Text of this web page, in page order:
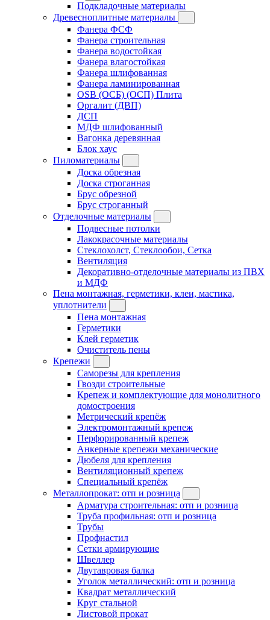
Подкладочные материалы
Древесноплитные материалы
Фанера ФСФ
Фанера строительная
Фанера водостойкая
Фанера влагостойкая
Фанера шлифованная
Фанера ламинированная
OSB (ОСБ) (ОСП) Плита
Оргалит (ДВП)
ДСП
МДФ шлифованный
Вагонка деревянная
Блок хаус
Пиломатериалы
Доска обрезная
Доска строганная
Брус обрезной
Брус строганный
Отделочные материалы
Подвесные потолки
Лакокрасочные материалы
Стеклохолст, Стеклообои, Сетка
Вентиляция
Декоративно-отделочные материалы из ПВХ
и МДФ
Пена монтажная, герметики, клеи, мастика,
уплотнители
Пена монтажная
Герметики
Клей герметик
Очиститель пены
Крепежи
Саморезы для крепления
Гвозди строительные
Крепеж и комплектующие для монолитного
домостроения
Метрический крепёж
Электромонтажный крепеж
Перфорированный крепеж
Анкерные крепежи механические
Дюбеля для крепления
Вентиляционный крепеж
Специальный крепёж
Металлопрокат: отп и розница
Арматура строительная: отп и розница
Труба профильная: отп и розница
Трубы
Профнастил
Сетки армирующие
Швеллер
Двутавровая балка
Уголок металлический: отп и розница
Квадрат металлический
Круг стальной
Листовой прокат